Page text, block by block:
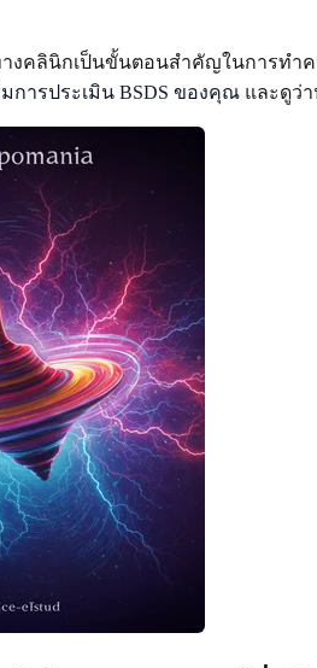
คลินิกเป็นขั้นตอนสำคัญในการท
มการประเมิน BSDS ของคุณ และดูว่